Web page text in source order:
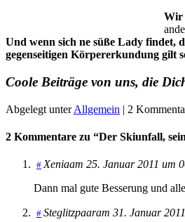
Wir
Und wenn sich ne süße Lady findet,
gegenseitigen Körpererkundung gilt
Coole Beiträge von uns, die
Abgelegt unterAllgemein | 2
2 Kommentare zu “Der Skiunfall,
# Xeniaam 25. Januar 2011 um
Dann mal gute Besserung und
# Steglitzpaaram 31. Januar